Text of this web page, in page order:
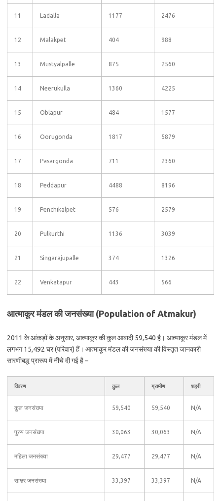
11 Ladalla 1177 2476
12 Malakpet 404 988
13 Mustyalpalle 875 2560
14 Neerukulla 1360 4225
15 Oblapur 484 1577
16 Oorugonda 1817 5879
17 Pasargonda 711 2360
18 Peddapur 4488 8196
19 Penchikalpet 576 2579
20 Pulkurthi 1136 3039
21 Singarajupalle 374 1326
22 Venkatapur 443 566
आत्माकूर मंडल की जनसंख्या (Population of Atmakur)
2011 के आंकड़ों के अनुसार, आत्माकूर की कुल आबादी 59,540 है। आत्माकूर मंडल में
लगभग 15,492 घर (परिवार) हैं। आत्माकूर मंडल की जनसंख्या की विस्तृत जानकारी
सारणीबद्ध प्रारूप में नीचे दी गई है –
विवरण कुल ग्रामीण शहरी
कुल जनसंख्या 59,540 59,540 N/A
पुरुष जनसंख्या 30,063 30,063 N/A
महिला जनसंख्या 29,477 29,477 N/A
साक्षर जनसंख्या 33,397 33,397 N/A